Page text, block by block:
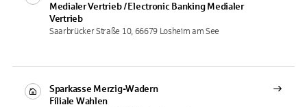
Medialer Vertrieb / Electronic Banking Medialer
Vertrieb
Saarbrücker Straße 10, 66679 Losheim am See
Sparkasse Merzig-Wadern
Filiale Wahlen